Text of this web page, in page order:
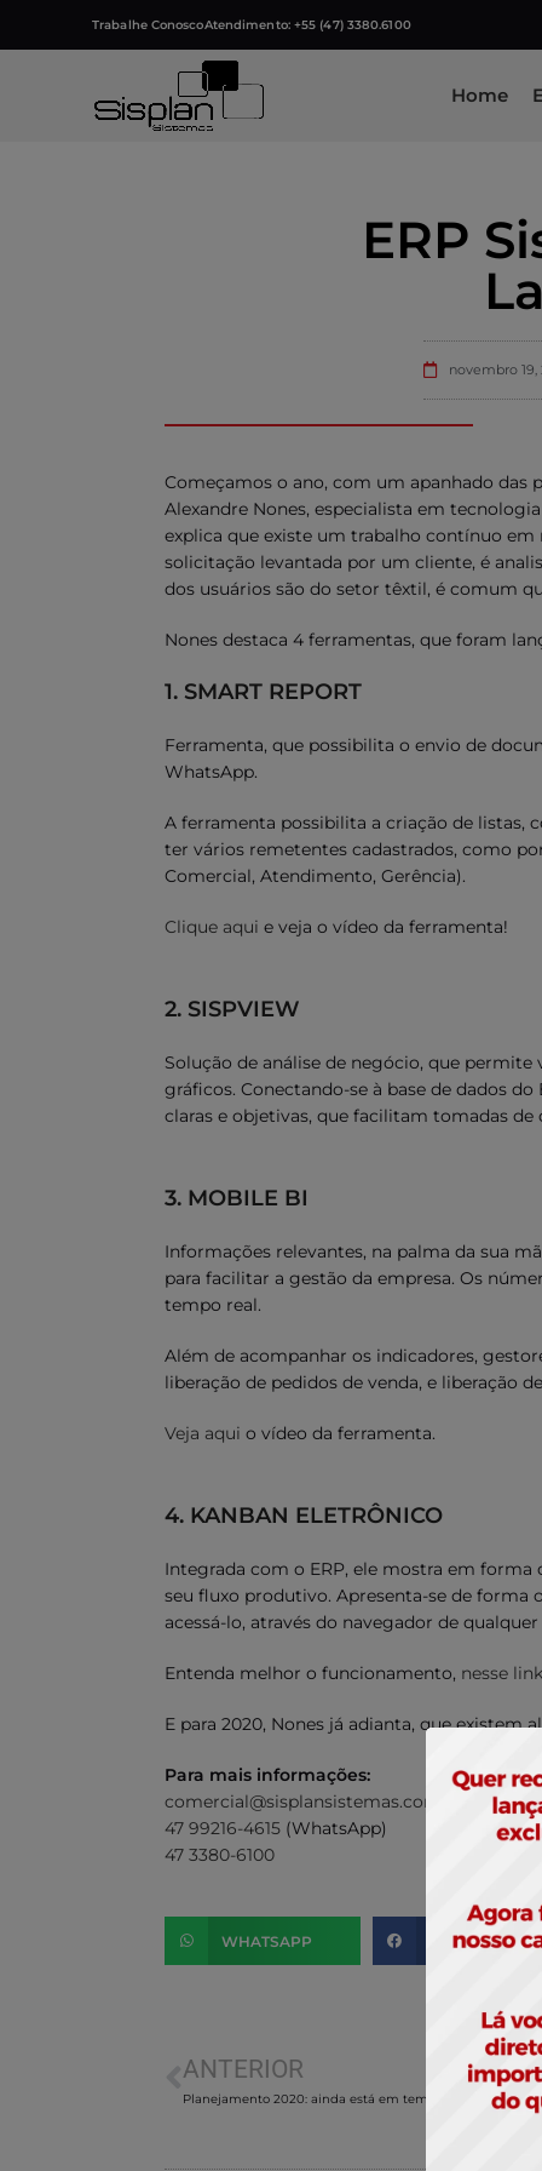
Trabalhe ConoscoAtendimento: +55 (47) 3380.6100
Home
ERP
novembro 19,
Começamos o ano, com um apanhado das
Alexandre Nones, especialista em
explica que existe um trabalho contínuo em
solicitação levantada por um cliente, é
dos usuários são do setor têxtil, é comum
Nones destaca 4 ferramentas, que foram
1. SMART REPORT
Ferramenta, que possibilita o envio de
WhatsApp.
A ferramenta possibilita a criação de listas,
ter vários remetentes cadastrados, como
Comercial, Atendimento, Gerência).
Clique aqui e veja o vídeo da ferramenta!
2. SISPVIEW
Solução de análise de negócio, que
gráficos. Conectando-se à base de dados
claras e objetivas, que facilitam tomadas de
3. MOBILE BI
Informações relevantes, na palma da sua
para facilitar a gestão da empresa. Os
tempo real.
Além de acompanhar os indicadores,
liberação de pedidos de venda, e liberação
Veja aqui o vídeo da ferramenta.
4. KANBAN ELETRÔNICO
Integrada com o ERP, ele mostra em
seu fluxo produtivo. Apresenta-se de forma
acessá-lo, através do navegador de
Entenda melhor o funcionamento, nesse link
E para 2020, Nones já adianta, que existem
Para mais informações:
comercial@sisplansistemas.com.br
47 99216-4615 (WhatsApp)
47 3380-6100
WHATSAPP FACEBOOK
ANTERIOR
Planejamento 2020: ainda está em tempo de fazer!